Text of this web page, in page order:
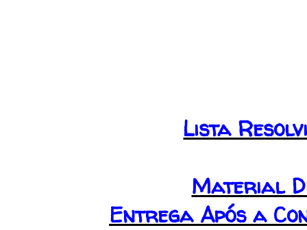
Lista
Material
Entrega Após a